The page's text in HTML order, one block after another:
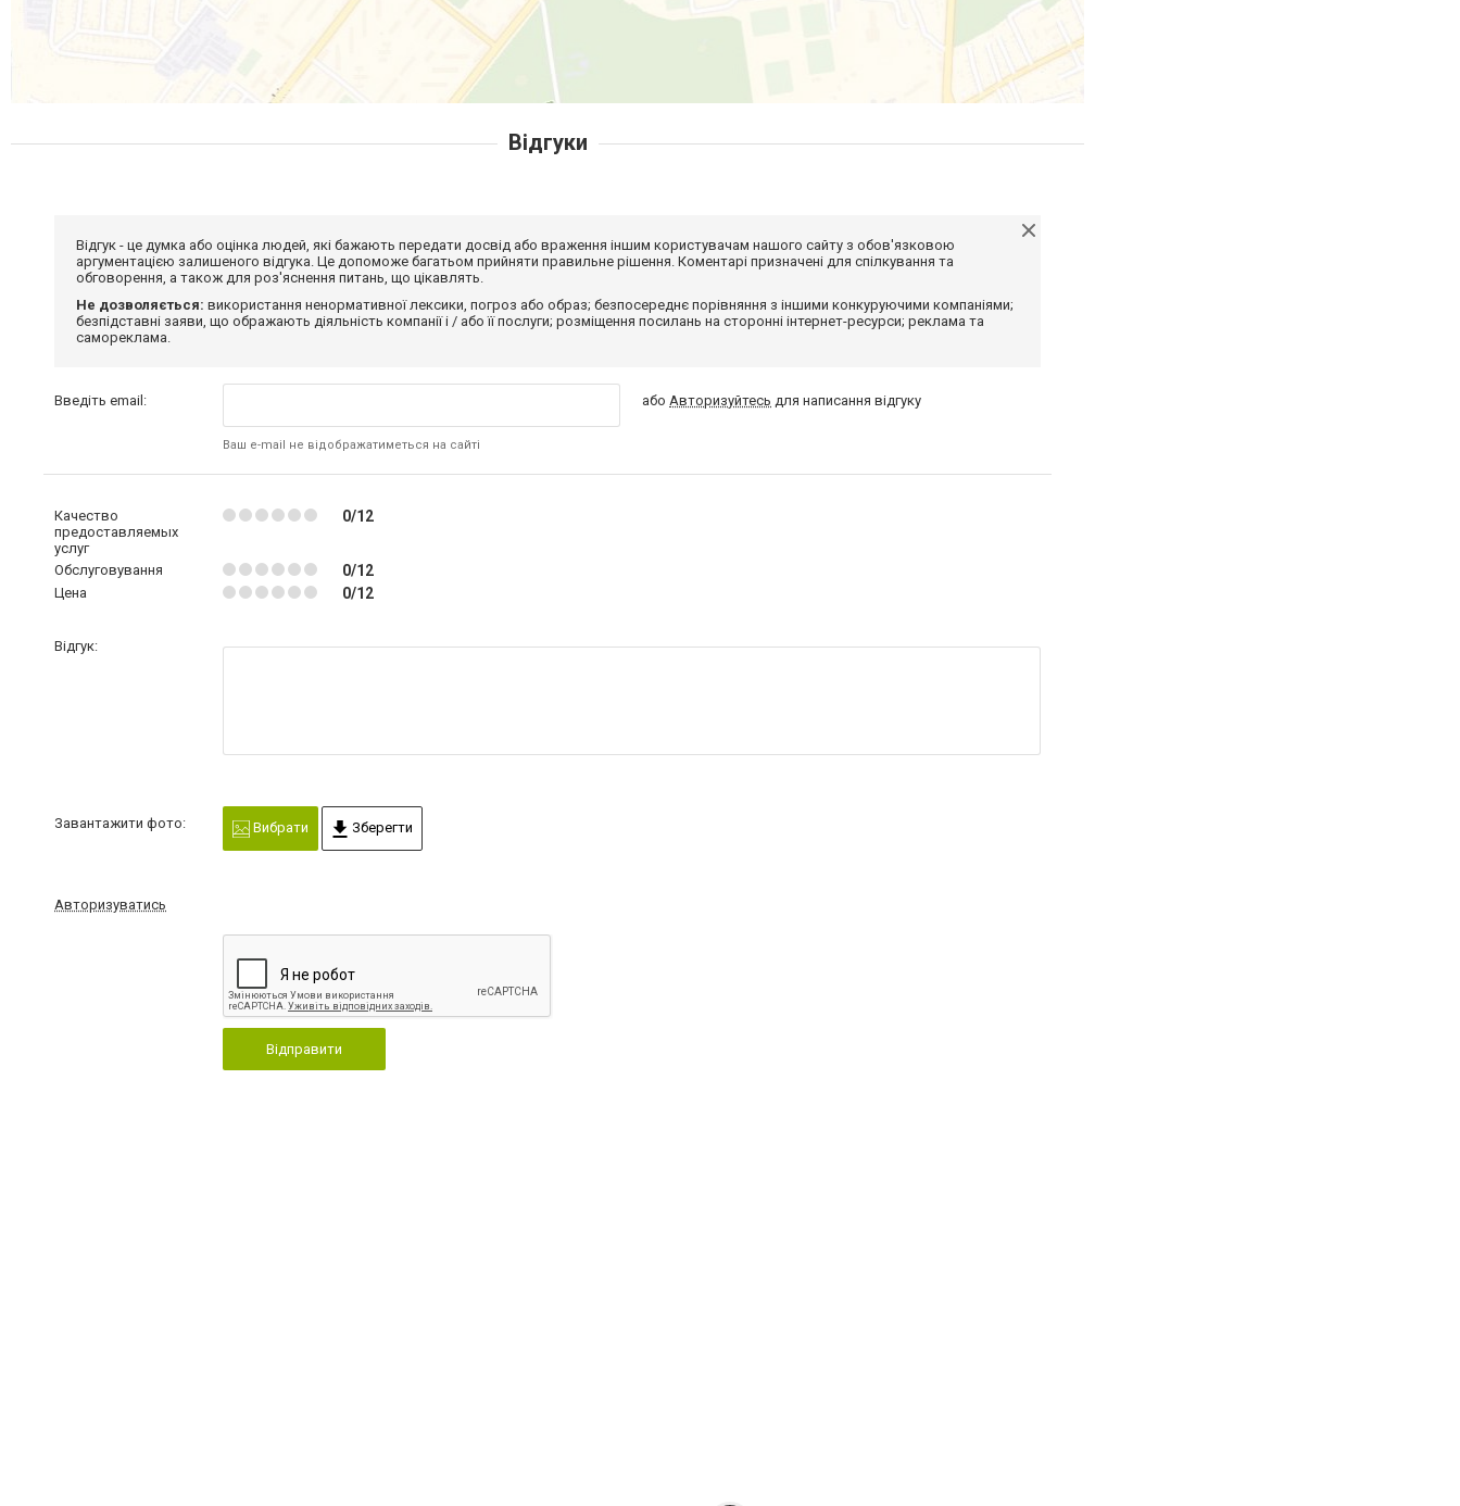
Відгуки
Відгук - це думка або оцінка людей, які бажають передати досвід або враження іншим користувачам нашого сайту з обов'язковою
аргументацією залишеного відгука. Це допоможе багатьом прийняти правильне рішення. Коментарі призначені для спілкування та
обговорення, а також для роз'яснення питань, що цікавлять.
Не дозволяється: використання ненормативної лексики, погроз або образ; безпосереднє порівняння з іншими конкуруючими компаніями;
безпідставні заяви, що ображають діяльність компанії і / або її послуги; розміщення посилань на сторонні інтернет-ресурси; реклама та
самореклама.
Введіть email:
Ваш e-mail не відображатиметься на сайті
абоАвторизуйтесь для написання відгуку
Качество
предоставляемых
услуг
0/12
Обслуговування 0/12
Цена 0/12
Відгук:
Завантажити фото: Вибрати Зберегти
Авторизуватись
Відправити